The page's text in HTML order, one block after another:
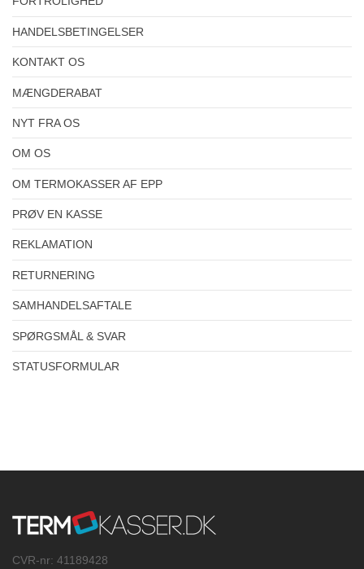
HANDELSBETINGELSER
KONTAKT OS
MÆNGDERABAT
NYT FRA OS
OM OS
OM TERMOKASSER AF EPP
PRØV EN KASSE
REKLAMATION
RETURNERING
SAMHANDELSAFTALE
SPØRGSMÅL & SVAR
STATUSFORMULAR
CVR-nr: 41189428